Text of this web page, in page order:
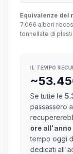
Equivalenze del
7.066 alberi
tonnellate di
IL TEMPO
Se tutte le
passassero
ore all'anno
tempo oggi
dedicati